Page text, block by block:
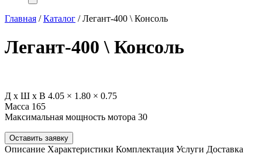
Главная /Каталог /Легант-400 \ Консоль
Легант-400 \ Консоль
Д х Ш х В 4.05 × 1.80 × 0.75
Масса 165
Максимальная мощность мотора 30
Оставить заявку
Описание Характеристики Комплектация Услуги Доставка